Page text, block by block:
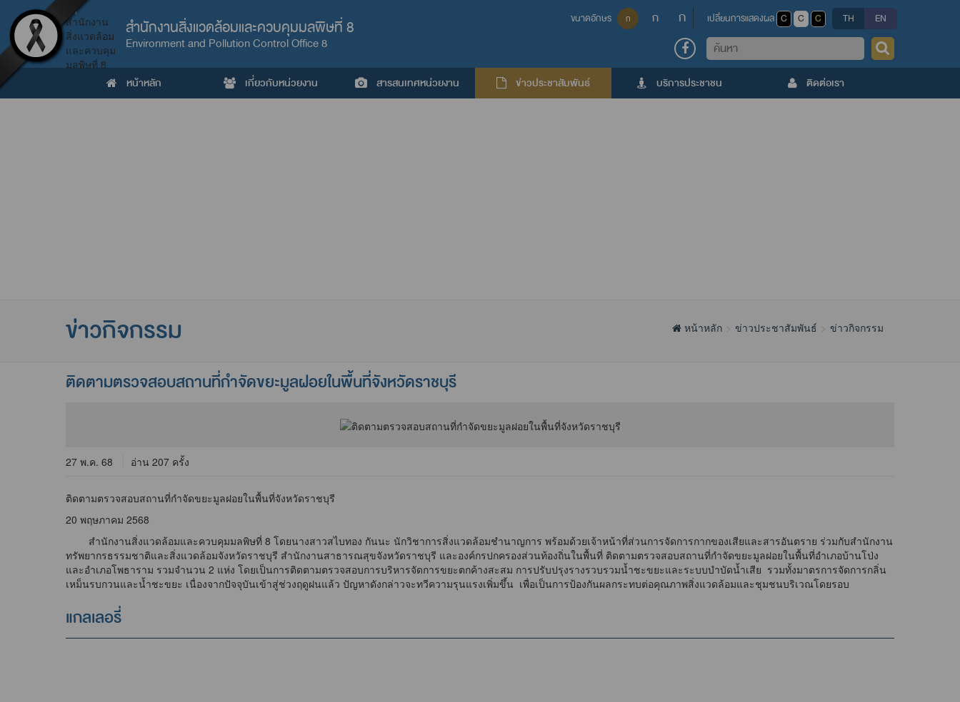
สำนักงานสิ่งแวดล้อมและควบคุมมลพิษที่ 8
Environment and Pollution Control Office 8
ขนาดอักษร ก ก ก เปลี่ยนการแสดงผล C C C TH EN
ค้นหา
หน้าหลัก เกี่ยวกับหน่วยงาน สารสนเทศหน่วยงาน ข่าวประชาสัมพันธ์ บริการประชาชน ติดต่อเรา
ข่าวกิจกรรม หน้าหลัก ข่าวประชาสัมพันธ์ ข่าวกิจกรรม
ติดตามตรวจสอบสถานที่กำจัดขยะมูลฝอยในพื้นที่จังหวัดราชบุรี
27 พ.ค. 68 อ่าน 207 ครั้ง
ติดตามตรวจสอบสถานที่กำจัดขยะมูลฝอยในพื้นที่จังหวัดราชบุรี
20 พฤษภาคม 2568
สำนักงานสิ่งแวดล้อมและควบคุมมลพิษที่ 8 โดยนางสาวสไบทอง กันนะ นักวิชาการสิ่งแวดล้อมชำนาญการ พร้อมด้วยเจ้าหน้าที่ส่วนการจัดการกากของเสียและสารอันตราย ร่วมกับสำนักงาน
ทรัพยากรธรรมชาติและสิ่งแวดล้อมจังหวัดราชบุรี สำนักงานสาธารณสุขจังหวัดราชบุรี และองค์กรปกครองส่วนท้องถิ่นในพื้นที่ ติดตามตรวจสอบสถานที่กำจัดขยะมูลฝอยในพื้นที่อำเภอบ้านโป่ง
และอำเภอโพธาราม รวมจำนวน 2 แห่ง โดยเป็นการติดตามตรวจสอบการบริหารจัดการขยะตกค้างสะสม การปรับปรุงรางรวบรวมน้ำชะขยะและระบบบำบัดน้ำเสีย รวมทั้งมาตรการจัดการกลิ่น
เหม็นรบกวนและน้ำชะขยะ เนื่องจากปัจจุบันเข้าสู่ช่วงฤดูฝนแล้ว ปัญหาดังกล่าวจะทวีความรุนแรงเพิ่มขึ้น เพื่อเป็นการป้องกันผลกระทบต่อคุณภาพสิ่งแวดล้อมและชุมชนบริเวณโดยรอบ
แกลเลอรี่